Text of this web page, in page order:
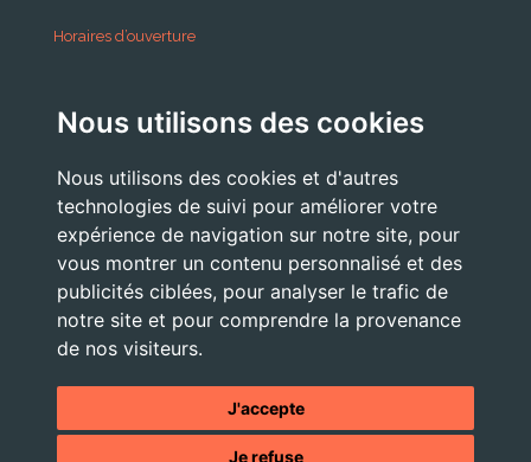
Nous utilisons des cookies
Nous utilisons des cookies et d'autres
technologies de suivi pour améliorer votre
expérience de navigation sur notre site, pour
vous montrer un contenu personnalisé et des
publicités ciblées, pour analyser le trafic de
notre site et pour comprendre la provenance
de nos visiteurs.
J'accepte
Je refuse
Horaires d’ouverture
Lundi . Mardi : 10h 12h /16h 18h30
Jeudi . Vendredi : 13h30 / 17h
Nous Contacter
accueil@commune-vourey.fr